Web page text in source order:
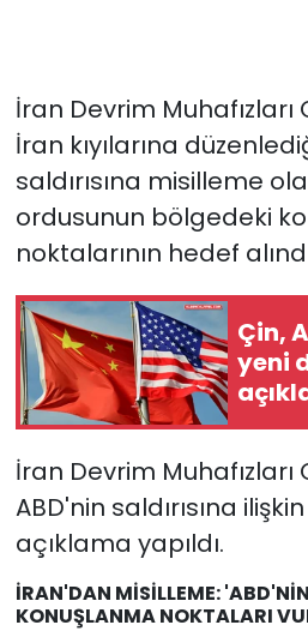
İran Devrim Muhafızları
İran kıyılarına
saldırısına misilleme
ordusunun bölgedeki
noktalarının hedef
Çin,
yeni
İran Devrim
ABD'nin saldırısına ilişkin
açıklama yapıldı.
İRAN'DAN MİSİLLEME:
KONUŞLANMA NOKTALARI